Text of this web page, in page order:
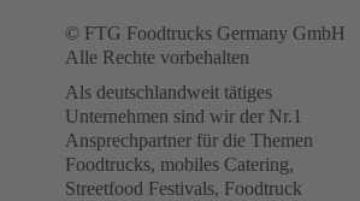
© FTG Foodtrucks Germany GmbH
Alle Rechte vorbehalten
Als deutschlandweit tätiges
Unternehmen sind wir der Nr.1
Ansprechpartner für die Themen
Foodtrucks, mobiles Catering,
Streetfood Festivals, Foodtruck